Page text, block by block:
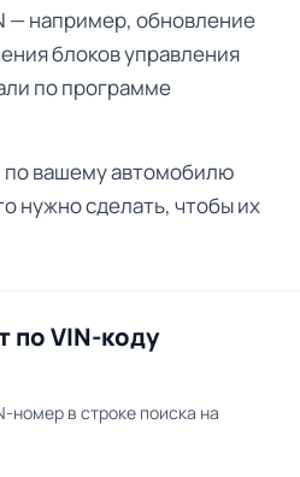
— например, обновление
блоков управления
по программе
по вашему автомобилю
нужно сделать, чтобы их
по VIN-коду
номер в строке поиска на